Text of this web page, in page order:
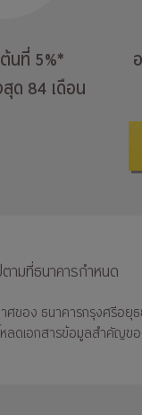
นที่ 5%*
ด 84 เดือน
ตามที่ธนาคารกำหนด
าศของ ธนาคารกรุงศรีอ
หลดเอกสารข้อมูลสำคัญ